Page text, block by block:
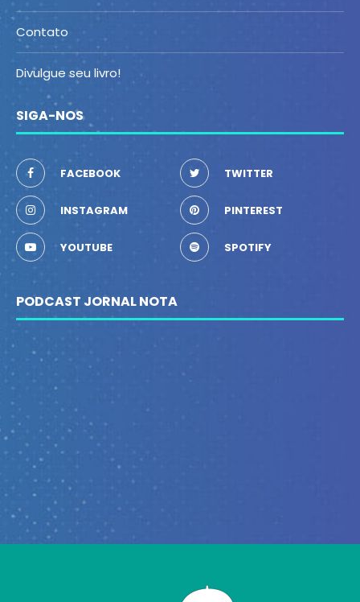
Contato
Divulgue seu livro!
SIGA-NOS
FACEBOOK TWITTER
INSTAGRAM PINTEREST
YOUTUBE SPOTIFY
PODCAST JORNAL NOTA